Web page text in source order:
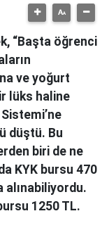
“Başta öğrenci
ve yoğurt
lüks haline
düştü. Bu
biri de ne
KYK bursu 470
alınabiliyordu.
1250 TL.